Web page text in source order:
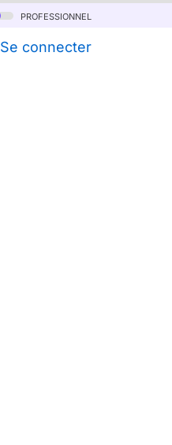
professionnel
Se connecter